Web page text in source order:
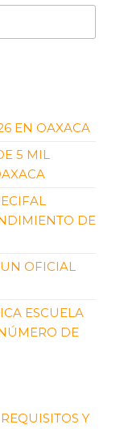
EN OAXACA
5 MIL
DE
OFICIAL
ESCUELA
DE
Y